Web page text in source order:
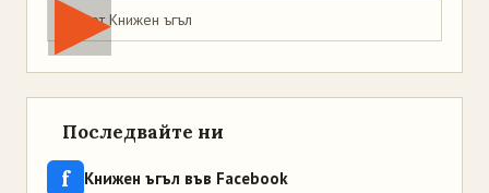
Мая от Книжен ъгъл
Последвайте ни
f Книжен ъгъл във Facebook